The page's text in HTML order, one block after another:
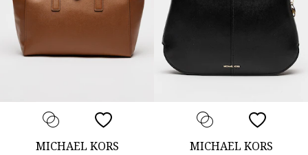
MICHAEL KORS MICHAEL KORS